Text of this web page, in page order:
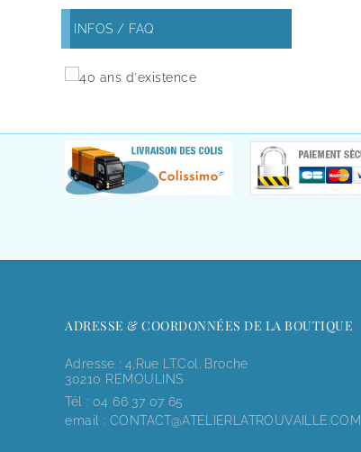
INFOS / FAQ
ADRESSE & COORDONNÉES DE LA BOUTIQUE
Adresse : 4,rue LT.Col. Broche
30210 REMOULINS
Tél : 04 66 37 07 65
email : CONTACT@ATELIERLATROUVAILLE.COM